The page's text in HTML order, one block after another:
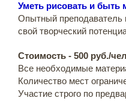
Уметь рисовать и быть
Опытный преподаватель
свой творческий
Стоимость - 500 руб./
Все необходимые
Количество мест
Участие строго по